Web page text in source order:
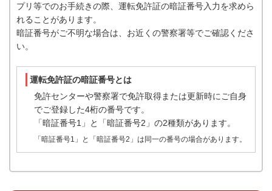
プリ等でのお手続きの際、運転免許証の暗証番号入力を求めら
れることがあります。
暗証番号がご不明な場合は、お近くの警察署等でご確認くださ
い。
運転免許証の暗証番号とは
免許センターや警察署で免許取得または更新時にご自身
でご登録した4桁の番号です。
「暗証番号1」と「暗証番号2」の2種類があります。
「暗証番号1」と「暗証番号2」は同一の番号の場合があります。